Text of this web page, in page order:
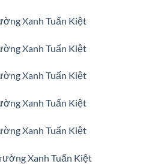
Xanh Tuấn Kiệt
Xanh Tuấn Kiệt
Xanh Tuấn Kiệt
Xanh Tuấn Kiệt
Xanh Tuấn Kiệt
Xanh Tuấn Kiệt